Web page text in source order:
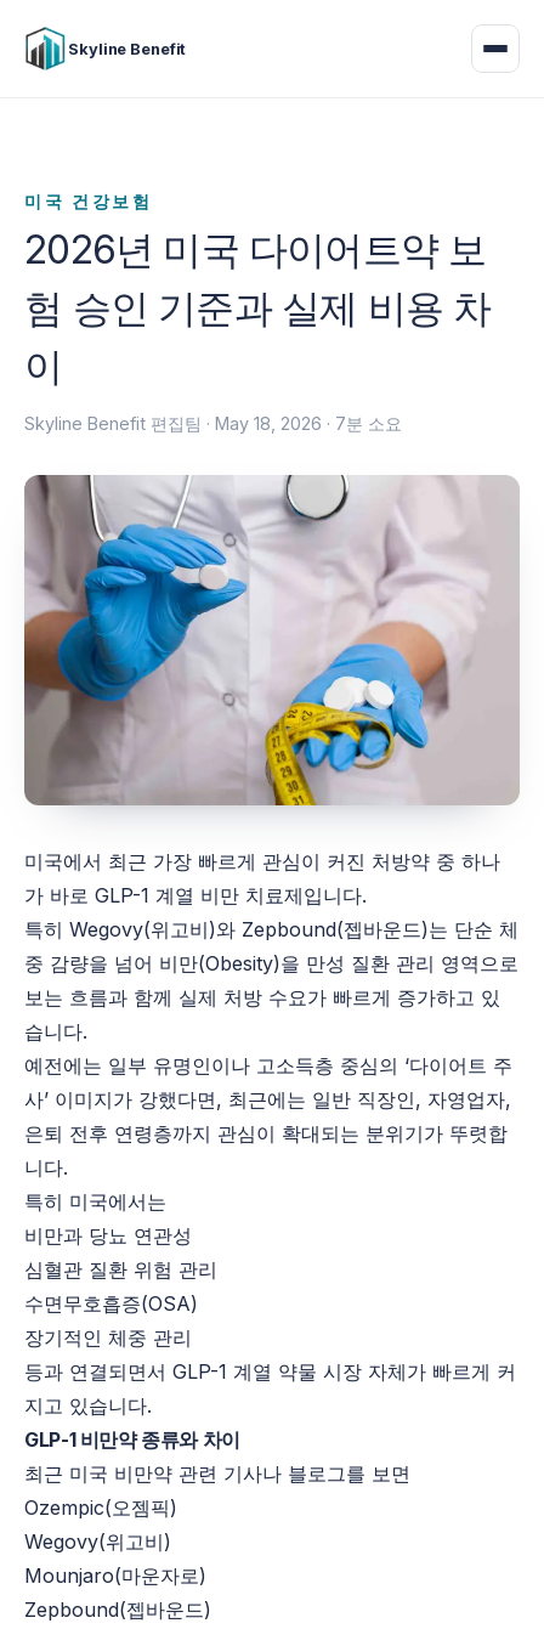
Skyline Benefit
미국 건강보험
2026년 미국 다이어트약 보
험 승인 기준과 실제 비용 차
이
Skyline Benefit 편집팀 ·May 18, 2026 · 7분 소요
미국에서 최근 가장 빠르게 관심이 커진 처방약 중 하나
가 바로 GLP-1 계열 비만 치료제입니다.
특히 Wegovy(위고비)와 Zepbound(젭바운드)는 단순 체
중 감량을 넘어 비만(Obesity)을 만성 질환 관리 영역으로
보는 흐름과 함께 실제 처방 수요가 빠르게 증가하고 있
습니다.
예전에는 일부 유명인이나 고소득층 중심의 ‘다이어트 주
사’ 이미지가 강했다면, 최근에는 일반 직장인, 자영업자,
은퇴 전후 연령층까지 관심이 확대되는 분위기가 뚜렷합
니다.
특히 미국에서는
비만과 당뇨 연관성
심혈관 질환 위험 관리
수면무호흡증(OSA)
장기적인 체중 관리
등과 연결되면서 GLP-1 계열 약물 시장 자체가 빠르게 커
지고 있습니다.
GLP-1 비만약 종류와 차이
최근 미국 비만약 관련 기사나 블로그를 보면
Ozempic(오젬픽)
Wegovy(위고비)
Mounjaro(마운자로)
Zepbound(젭바운드)